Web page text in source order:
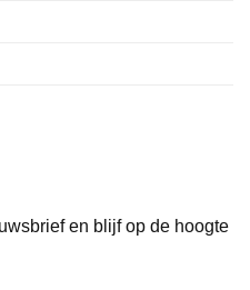
en blijf op de hoogte